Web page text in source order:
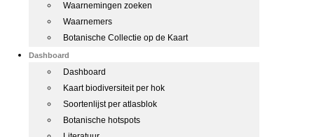
Waarnemingen zoeken
Waarnemers
Botanische Collectie op de Kaart
Dashboard
Dashboard
Kaart biodiversiteit per hok
Soortenlijst per atlasblok
Botanische hotspots